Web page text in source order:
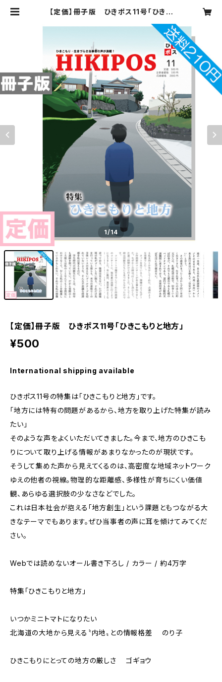
【定価】冊子版 ひきポス11号「ひきこ
1/14
【定価】冊子版 ひきポス11号「ひきこもりと地方」
¥500
International shipping available
ひきポス11号の特集は「ひきこもりと地方」です。
「地方には特有の問題があるから、地方を取り上げた特集が読み
たい」
そのような声をよくいただいてきました。今まで、地方のひきこも
りについて取り上げる情報があまりなかったのが現状です。
そうして集めた声から見えてくるのは、高密度な地域ネットワーク
ゆえの他者の視線。物理的な距離感、多様性が育ちにくい価値
観、あらゆる選択肢の少なさなどでした。
これは日本社会が抱える「地方創生」という課題ともつながる大
きなテーマでもあります。ぜひ当事者の声に耳を傾けてみてくだ
さい。
Webでは読めないオール書き下ろし / カラー / 約4万字
特集「ひきこもりと地方」
いつかミニトマトになりたい
北海道の大地から見える〝内地〟との情報格差 のり子
ひきこもりにとっての地方の厳しさ ゴギョウ